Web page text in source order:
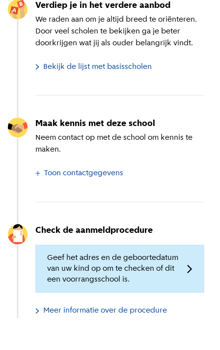
Verdiep je in het verdere aanbod
We raden aan om je altijd breed te oriënteren.
Door veel scholen te bekijken ga je beter
doorkrijgen wat jij als ouder belangrijk vindt.
Bekijk de lijst met basisscholen
Maak kennis met deze school
Neem contact op met de school om kennis te
maken.
Toon contactgegevens
Check de aanmeldprocedure
Geef het adres en de geboortedatum
van uw kind op om te checken of dit
een voorrangsschool is.
Meer informatie over de procedure